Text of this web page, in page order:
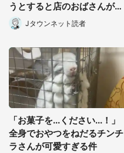
うとすると店のおばさんが
『お兄ちゃん...』」（千葉
県・70歳以上男性）
Jタウンネット読者
「お菓子を...ください...！」
全身でおやつをねだるチンチ
ラさんが可愛すぎる件